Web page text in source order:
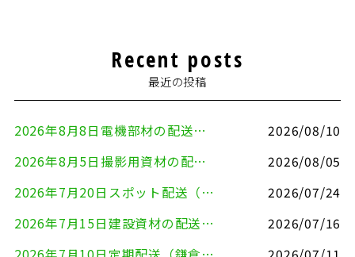
Recent posts
最近の投稿
2026年8月8日電機部材の配送（横浜市戸塚区⇒世田谷区）
2026/08/10
2026年8月5日撮影用資材の配送（鎌倉市⇒港区）
2026/08/05
2026年7月20日スポット配送（横浜市金沢区⇒愛知県豊川市）
2026/07/24
2026年7月15日建設資材の配送（横浜市金沢区⇒横須賀市）
2026/07/16